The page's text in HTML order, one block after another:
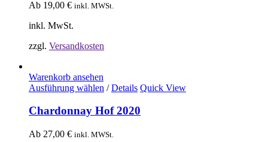
Ab 19,00 € inkl. MWSt.
inkl. MwSt.
zzgl. Versandkosten
Warenkorb ansehen
Ausführung wählen / Details Quick View
Chardonnay Hof 2020
Ab 27,00 € inkl. MWSt.